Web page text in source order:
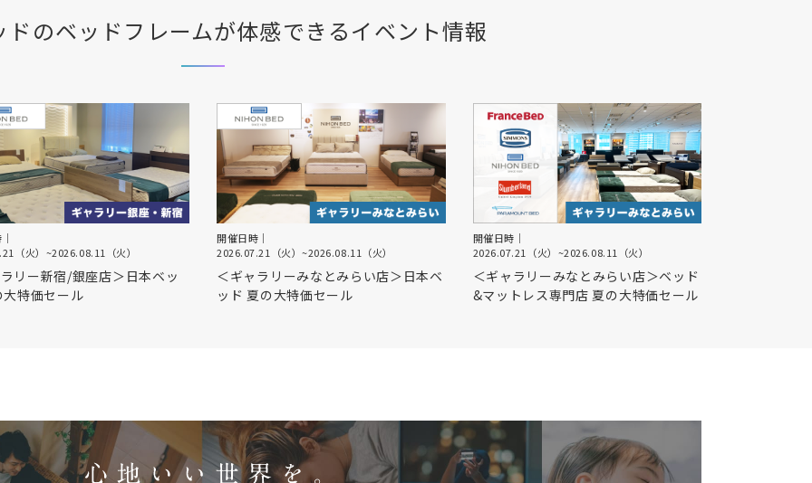
ド のベッドフレームが体感できるイベント情報
（火） ~2026.08.11（火）
リー新宿/銀座店＞日本ベッ
大特価セール
開催日時｜
2026.07.21（火）~2026.08.11（火）
＜ギャラリーみなとみらい店＞日本ベ
ッド 夏の大特価セール
開催日時｜
2026.07.21（火） ~2026.08.11（火）
＜ギャラリーみなとみらい店＞ベッド
&マットレス専門店 夏の大特価セール